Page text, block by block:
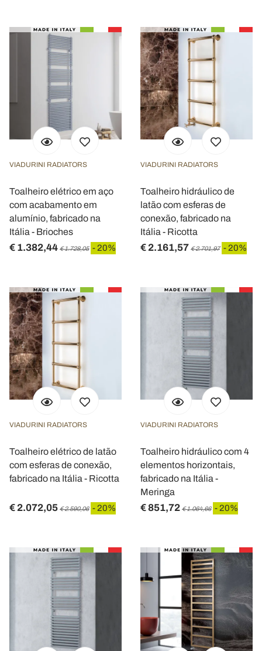
VIADURINI RADIATORS
Toalheiro elétrico em aço
com acabamento em
alumínio, fabricado na
Itália - Brioches
€ 1.382,44 € 1.728,05 - 20%
VIADURINI RADIATORS
Toalheiro hidráulico de
latão com esferas de
conexão, fabricado na
Itália - Ricotta
€ 2.161,57 € 2.701,97 - 20%
VIADURINI RADIATORS
Toalheiro elétrico de latão
com esferas de conexão,
fabricado na Itália - Ricotta
€ 2.072,05 € 2.590,06 - 20%
VIADURINI RADIATORS
Toalheiro hidráulico com 4
elementos horizontais,
fabricado na Itália -
Meringa
€ 851,72 € 1.064,66 - 20%